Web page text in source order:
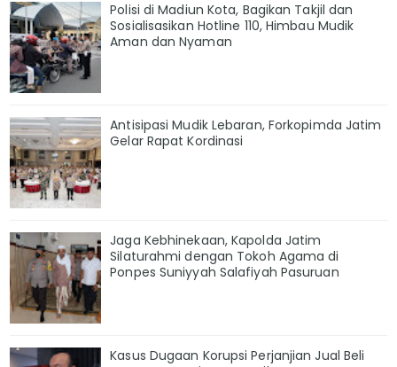
Polisi di Madiun Kota, Bagikan Takjil dan
Sosialisasikan Hotline 110, Himbau Mudik
Aman dan Nyaman
Antisipasi Mudik Lebaran, Forkopimda Jatim
Gelar Rapat Kordinasi
Jaga Kebhinekaan, Kapolda Jatim
Silaturahmi dengan Tokoh Agama di
Ponpes Suniyyah Salafiyah Pasuruan
Kasus Dugaan Korupsi Perjanjian Jual Beli